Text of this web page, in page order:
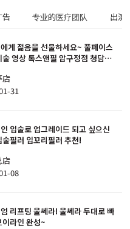
专业的医疗团队 出演
게 젊음을 선물하세요~ 풀페이스
술 영상 톡스앤필 압구정점 청담동
店
31
입술로 업그레이드 되고 싶으신
술필러 입꼬리필러 추천!
店
08
리프팅 울쎄라! 울쎄라 두대로 빠
이라인 완성~